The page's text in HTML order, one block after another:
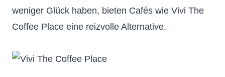
weniger Glück haben, bieten Cafés wie Vivi The
Coffee Place eine reizvolle Alternative.